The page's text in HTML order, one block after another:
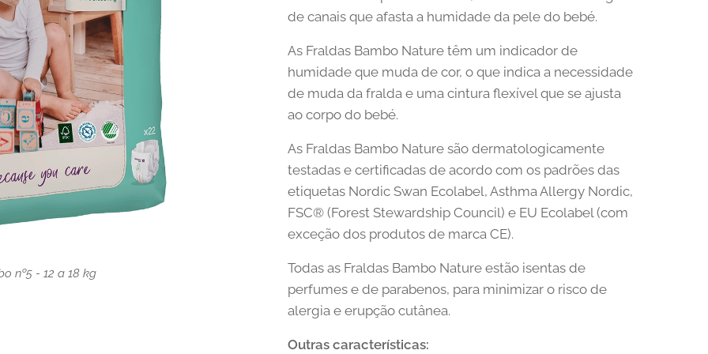
nº5 - 12 a 18 kg
nº5 - 12 a 18 kg
nº5 - 12 a 18 kg
de canais que afasta a humidade da pele do bebé.
As Fraldas Bambo Nature têm um indicador de
humidade que muda de cor, o que indica a necessidade
de muda da fralda e uma cintura flexível que se ajusta
ao corpo do bebé.
As Fraldas Bambo Nature são dermatologicamente
testadas e certificadas de acordo com os padrões das
etiquetas Nordic Swan Ecolabel, Asthma Allergy Nordic,
FSC® (Forest Stewardship Council) e EU Ecolabel (com
exceção dos produtos de marca CE).
Todas as Fraldas Bambo Nature estão isentas de
perfumes e de parabenos, para minimizar o risco de
alergia e erupção cutânea.
Outras características: